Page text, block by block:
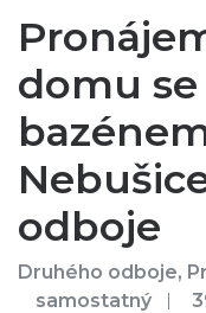
domu
odboje
Druhého odboje,
samostatný